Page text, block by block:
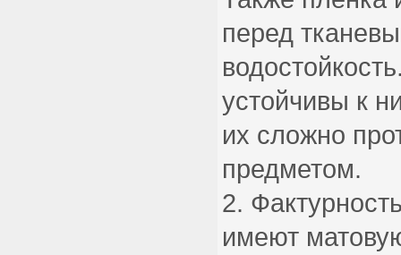
перед
устойчивы к
их сложно
предметом.
имеют